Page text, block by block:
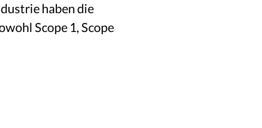
haben die
Scope 1, Scope